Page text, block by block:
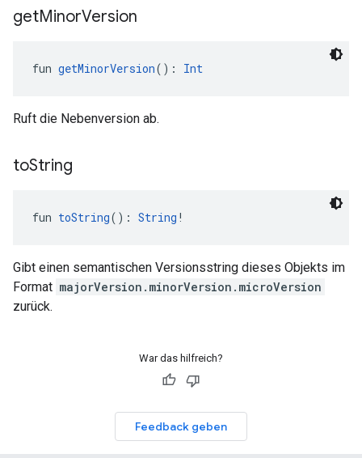
getMinorVersion
fun getMinorVersion(): Int
Ruft die Nebenversion ab.
toString
fun toString(): String !
Gibt einen semantischen Versionsstring dieses Objekts im
Format majorVersion.minorVersion.microVersion
zurück.
War das hilfreich?
Feedback geben